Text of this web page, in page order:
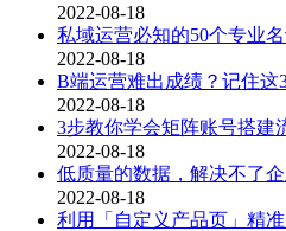
2022-08-18
私域运营必知的50个专业
2022-08-18
B端运营难出成绩？记住这
2022-08-18
3步教你学会矩阵账号搭建
2022-08-18
低质量的数据，解决不了
2022-08-18
利用「自定义产品页」精